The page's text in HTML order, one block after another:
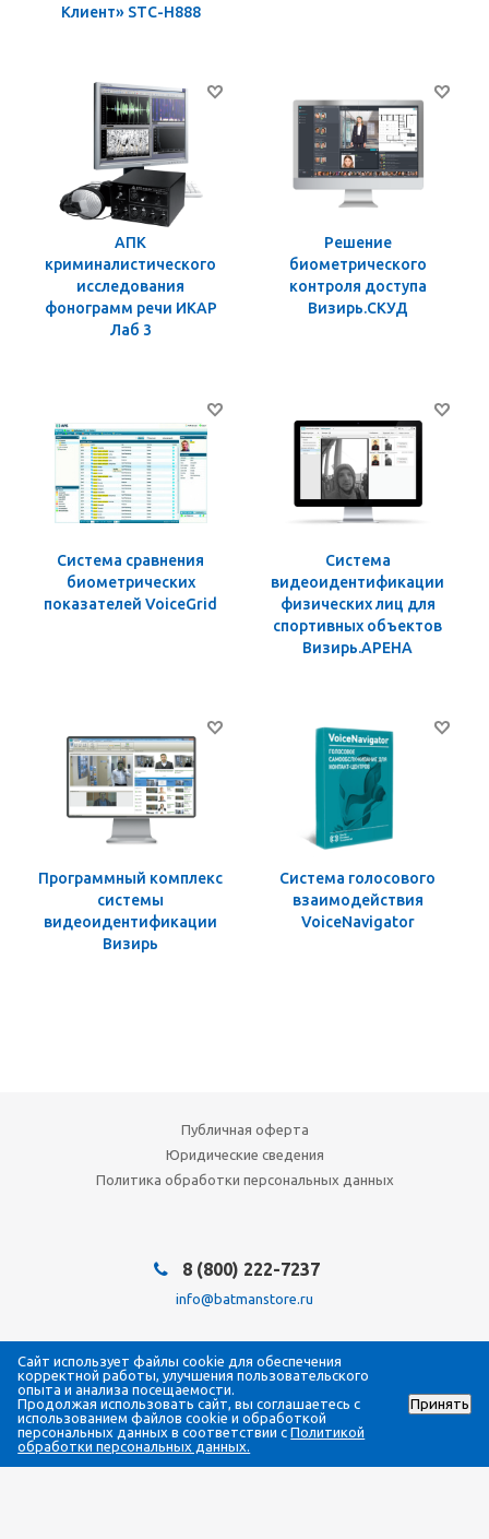
Клиент» STC-H888
АПК
криминалистического
исследования
фонограмм речи ИКАР
Лаб 3
Решение
биометрического
контроля доступа
Визирь.СКУД
Система сравнения
биометрических
показателей VoiceGrid
Система
видеоидентификации
физических лиц для
спортивных объектов
Визирь.АРЕНА
Программный комплекс
системы
видеоидентификации
Визирь
Система голосового
взаимодействия
VoiceNavigator
Публичная оферта
Юридические сведения
Политика обработки персональных данных
8 (800) 222-7237
info@batmanstore.ru
© 2026 БэтмэнМагазин (BatmanStore)
Интернет-магазин электроники и систем безопасности
Все права защищены
Сайт использует файлы cookie для обеспечения
корректной работы, улучшения пользовательского
опыта и анализа посещаемости.
Продолжая использовать сайт, вы соглашаетесь с
использованием файлов cookie и обработкой
персональных данных в соответствии сПолитикой
обработки персональных данных.
Принять